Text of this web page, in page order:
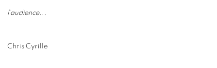
l’audience...
Chris Cyrille